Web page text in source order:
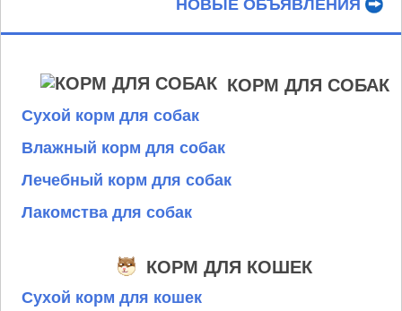
НОВЫЕ ОБЪЯВЛЕНИЯ
КОРМ ДЛЯ СОБАК
Сухой корм для собак
Влажный корм для собак
Лечебный корм для собак
Лакомства для собак
КОРМ ДЛЯ КОШЕК
Сухой корм для кошек